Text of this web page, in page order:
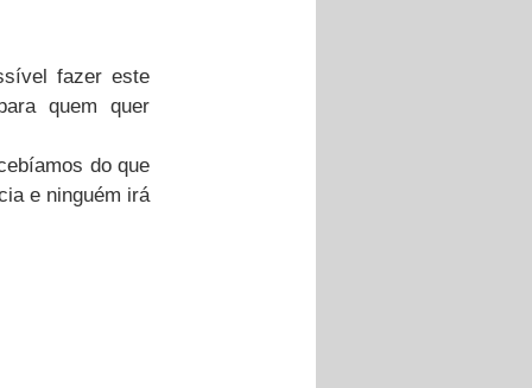
fazer este
quem quer
do que
e ninguém irá